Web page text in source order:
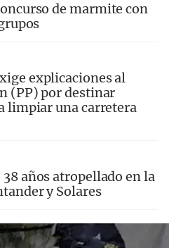
de marmite con
explicaciones al
(PP) por destinar
limpiar una carretera
años atropellado en la
y Solares